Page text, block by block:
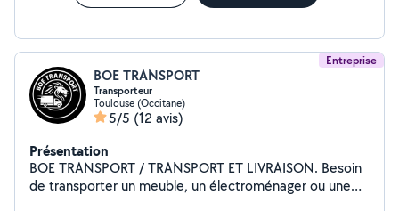
Entreprise
BOE TRANSPORT
Transporteur
Toulouse (Occitane)
5/5 (12 avis)
Présentation
BOE TRANSPORT / TRANSPORT ET LIVRAISON. Besoin
de transporter un meuble, un électroménager ou une